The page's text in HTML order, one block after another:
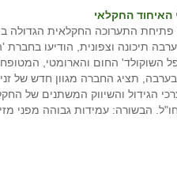
האיחוד החקלאי
פתיחת התערוכה החקלאית הגדולה
תיכונה וצפונית, הודיעו בחברת
השוקולד' החום והארומטי,
בערבה, תציג החברה מגוון חדש של
הגידול והשיווק המשתנים של
הבשורה: עמידות גבוהה מפני